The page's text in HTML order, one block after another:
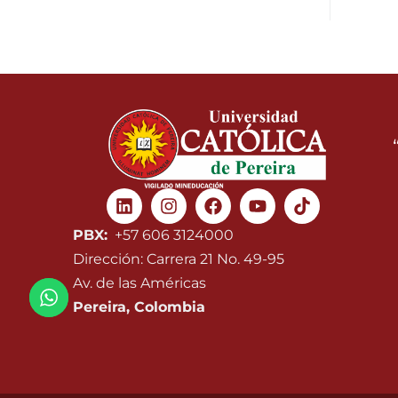
LinkedinInstagram
Facebook
Youtube
PBX: +57 606 3124000
Dirección: Carrera 21 No. 49-95
Av. de las Américas
Pereira, Colombia